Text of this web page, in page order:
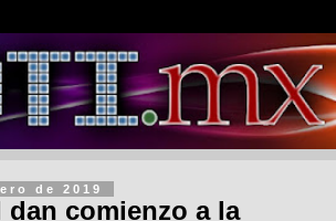
de 2019
dan comienzo a la